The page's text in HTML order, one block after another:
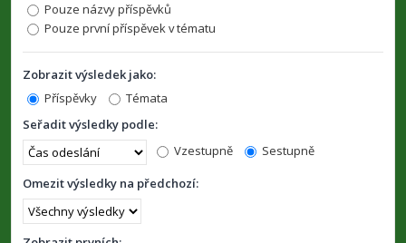
Pouze názvy příspěvků
Pouze první příspěvek v tématu
Zobrazit výsledek jako:
Příspěvky
Témata
Seřadit výsledky podle:
Vzestupně
Sestupně
Omezit výsledky na předchozí: